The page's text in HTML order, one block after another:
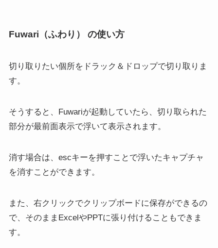
Fuwari（ふわり） の使い方
切り取りたい個所をドラック＆ドロップで切り取りま
す。
そうすると、Fuwariが起動していたら、切り取られた
部分が最前面表示で浮いて表示されます。
消す場合は、escキーを押すことで浮いたキャプチャ
を消すことができます。
また、右クリックでクリップボードに保存ができるの
で、そのままExcelやPPTに張り付けることもできま
す。